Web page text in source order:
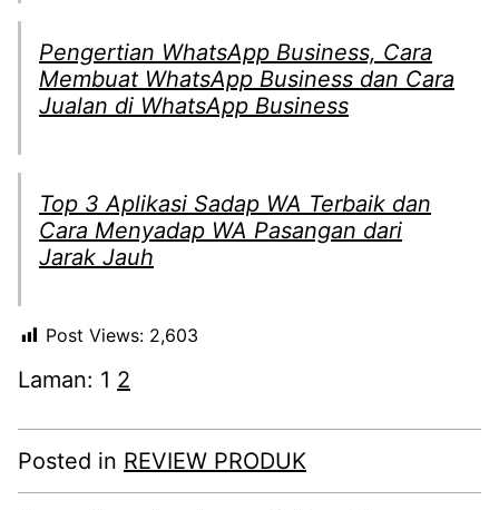
Pengertian WhatsApp Business, Cara
Membuat WhatsApp Business dan Cara
Jualan di WhatsApp Business
Top 3 Aplikasi Sadap WA Terbaik dan
Cara Menyadap WA Pasangan dari
Jarak Jauh
Post Views: 2,603
Laman: 1 2
Posted in REVIEW PRODUK